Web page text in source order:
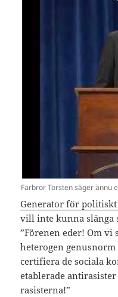
Farbror Torsten säger ännu
Generator för
vill inte kunna slänga
”Förenen eder! Om vi
heterogen
certifiera de sociala
etablerade
rasisterna!”